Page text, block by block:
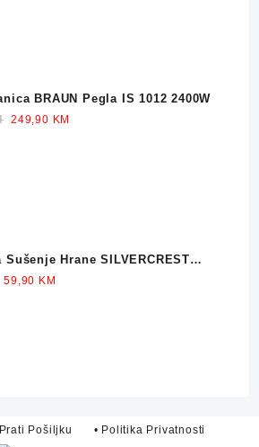
BRAUN Pegla IS 1012 2400W
Original
249,90 KM
Sušenje Hrane SILVERCREST
350W
Original
59,90 KM
Pošiljku • Politika Privatnosti